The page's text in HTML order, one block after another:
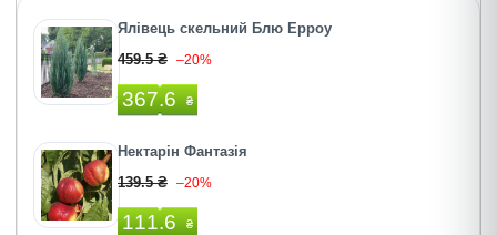
Ялівець скельний Блю Ерроу
459.5 ₴ –20%
367.6 ₴
Нектарін Фантазія
139.5 ₴ –20%
111.6 ₴